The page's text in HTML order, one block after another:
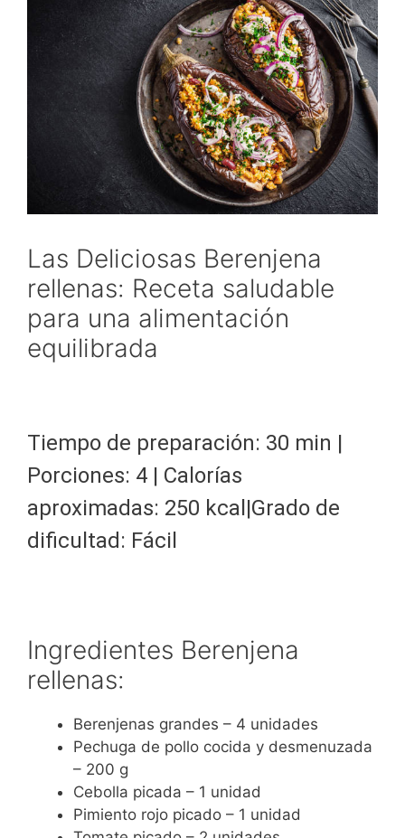
Las Deliciosas Berenjena
rellenas: Receta saludable
para una alimentación
equilibrada
Tiempo de preparación: 30 min |
Porciones: 4 | Calorías
aproximadas: 250 kcal|Grado de
dificultad: Fácil
Ingredientes Berenjena
rellenas:
Berenjenas grandes – 4 unidades
Pechuga de pollo cocida y desmenuzada
– 200 g
Cebolla picada – 1 unidad
Pimiento rojo picado – 1 unidad